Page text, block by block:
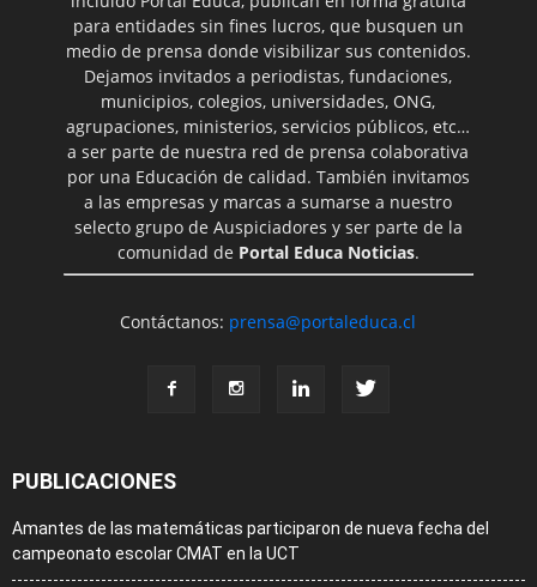
para entidades sin fines lucros, que busquen un
medio de prensa donde visibilizar sus contenidos.
Dejamos invitados a periodistas, fundaciones,
municipios, colegios, universidades, ONG,
agrupaciones, ministerios, servicios públicos, etc…
a ser parte de nuestra red de prensa colaborativa
por una Educación de calidad. También invitamos
a las empresas y marcas a sumarse a nuestro
selecto grupo de Auspiciadores y ser parte de la
comunidad de Portal Educa Noticias.
Contáctanos: prensa@portaleduca.cl
PUBLICACIONES
Amantes de las matemáticas participaron de nueva fecha del
campeonato escolar CMAT en la UCT